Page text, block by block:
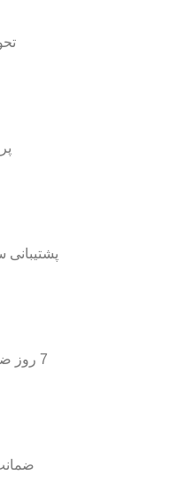
7 روز ضمانت بازگشت کالا